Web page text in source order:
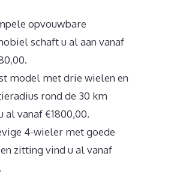
opvouwbare
schaft u al aan vanaf
model met drie wielen en
rond de 30 km
al vanaf €1800,00.
4-wieler met goede
zitting vind u al vanaf